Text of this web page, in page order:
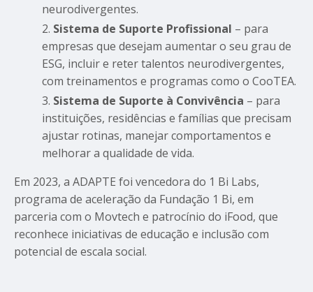
neurodivergentes.
Sistema de Suporte Profissional – para
empresas que desejam aumentar o seu grau de
ESG, incluir e reter talentos neurodivergentes,
com treinamentos e programas como o CooTEA.
Sistema de Suporte à Convivência – para
instituições, residências e famílias que precisam
ajustar rotinas, manejar comportamentos e
melhorar a qualidade de vida.
Em 2023, a ADAPTE foi vencedora do 1 Bi Labs,
programa de aceleração da Fundação 1 Bi, em
parceria com o Movtech e patrocínio do iFood, que
reconhece iniciativas de educação e inclusão com
potencial de escala social.